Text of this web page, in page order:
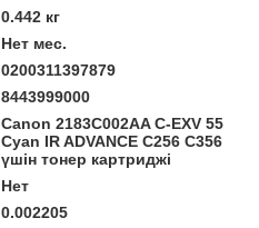
0.442 кг
Нет мес.
0200311397879
8443999000
Canon 2183C002AA C-EXV 55
Cyan IR ADVANCE C256 C356
үшін тонер картриджі
Нет
0.002205